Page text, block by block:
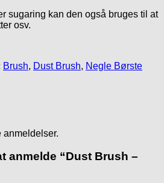
sugaring kan den også bruges til at
osv.
Brush, Dust Brush, Negle Børste
anmeldelser.
anmelde “Dust Brush –